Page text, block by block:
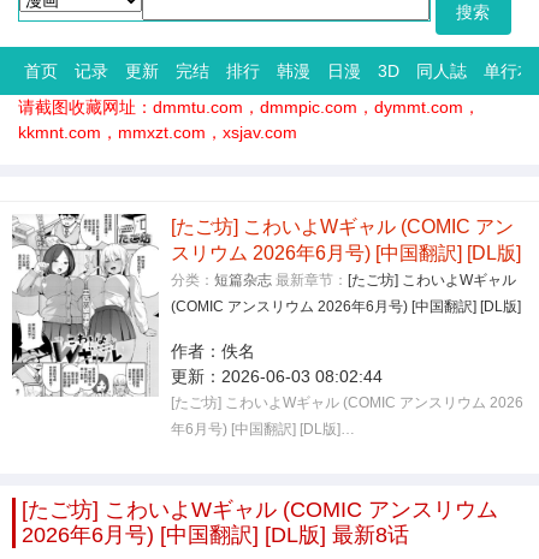
首页 记录 更新 完结 排行 韩漫 日漫 3D 同人誌
单行本
请截图收藏网址：dmmtu.com，dmmpic.com，dymmt.com，
kkmnt.com，mmxzt.com，xsjav.com
[たご坊] こわいよWギャル (COMIC アン
スリウム 2026年6月号) [中国翻訳] [DL版]
分类： 短篇杂志 最新章节： [たご坊] こわいよWギャル
(COMIC アンスリウム 2026年6月号) [中国翻訳] [DL版]
作者： 佚名
更新： 2026-06-03 08:02:44
[たご坊] こわいよWギャル (COMIC アンスリウム 2026
年6月号) [中国翻訳] [DL版]…
[たご坊] こわいよWギャル (COMIC アンスリウム
2026年6月号) [中国翻訳] [DL版] 最新8话